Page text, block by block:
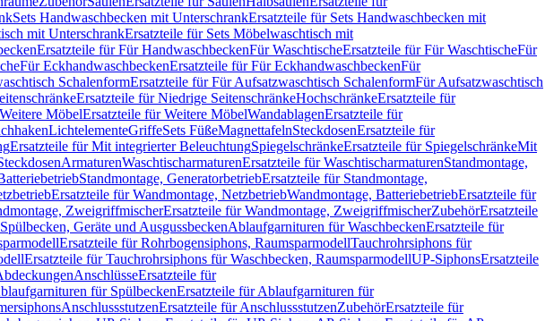
Sets Handwaschbecken mit UnterschrankErsatzteile für Sets Handwaschbecken mit
mit UnterschrankErsatzteile für Sets Möbelwaschtisch mit
Ersatzteile für Für HandwaschbeckenFür WaschtischeErsatzteile für Für WaschtischeFür
Für EckhandwaschbeckenErsatzteile für Für EckhandwaschbeckenFür
SchalenformErsatzteile für Für Aufsatzwaschtisch SchalenformFür Aufsatzwaschtisch
Ersatzteile für Niedrige SeitenschränkeHochschränkeErsatzteile für
Weitere MöbelErsatzteile für Weitere MöbelWandablagenErsatzteile für
LichtelementeGriffeSets FüßeMagnettafelnSteckdosenErsatzteile für
Ersatzteile für Mit integrierter BeleuchtungSpiegelschränkeErsatzteile für SpiegelschränkeMit
ArmaturenWaschtischarmaturenErsatzteile für WaschtischarmaturenStandmontage,
Standmontage, GeneratorbetriebErsatzteile für Standmontage,
Ersatzteile für Wandmontage, NetzbetriebWandmontage, BatteriebetriebErsatzteile für
ZweigriffmischerErsatzteile für Wandmontage, ZweigriffmischerZubehörErsatzteile
Geräte und AusgussbeckenAblaufgarnituren für WaschbeckenErsatzteile für
Ersatzteile für Rohrbogensiphons, RaumsparmodellTauchrohrsiphons für
Ersatzteile für Tauchrohrsiphons für Waschbecken, RaumsparmodellUP-SiphonsErsatzteile
AnschlüsseErsatzteile für
für SpülbeckenErsatzteile für Ablaufgarnituren für
AnschlussstutzenErsatzteile für AnschlussstutzenZubehörErsatzteile für